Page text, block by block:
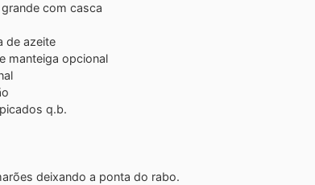
com casca
de azeite
manteiga opcional
q.b.
deixando a ponta do rabo.